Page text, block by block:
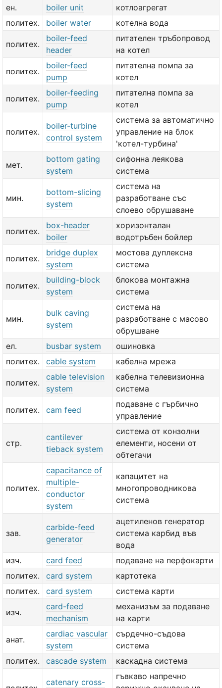
ен. boiler unit
котлоагрегат
политех.
boiler water котелна вода
политех.
boiler-feed
header
питателен тръбопровод
на котел
политех.
boiler-feed
pump
питателна помпа за
котел
политех.
boiler-feeding
pump
питателна помпа за
котел
политех.
boiler-turbine
control system
система за автоматично
управление на блок
'котел-турбина'
мет.
bottom gating
system
сифонна леякова
система
мин.
bottom-slicing
system
система на
разработване със
слоево обрушаване
политех.
box-header
boiler
хоризонталан
водотръбен бойлер
политех.
bridge duplex
system
мостова дуплексна
система
политех.
building-block
system
блокова монтажна
система
мин.
bulk caving
system
система на
разработване с масово
обрушване
ел.
busbar system
ошиновка
политех.
cable system кабелна мрежа
политех.
cable television
system
кабелна телевизионна
система
политех. cam feed
подаване с гърбично
управление
стр.
cantilever
tieback system
система от конзолни
елементи, носени от
обтегачи
политех.
capacitance of
multiple-
conductor
system
капацитет на
многопроводникова
система
зав.
carbide-feed
generator
ацетиленов генератор
система карбид във
вода
изч.
card feed
подаване на перфокарти
политех.
card system
картотека
политех.
card system система карти
изч.
card-feed
mechanism
механизъм за подаване
на карти
анат.
cardiac vascular
system
сърдечно-съдова
система
политех.
cascade system каскадна система
catenary cross-
гъвкаво напречно